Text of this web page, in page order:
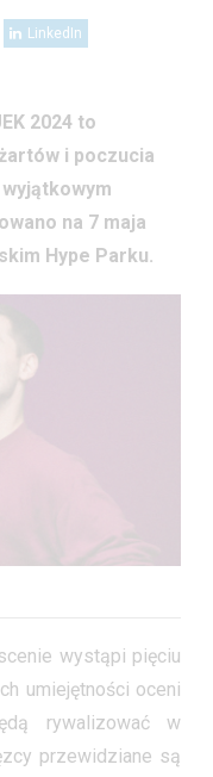
LinkedIn
2024 to
i poczucia
na 7 maja
Hype Parku.
wystąpi pięciu
umiejętności oceni
rywalizować w
przewidziane są